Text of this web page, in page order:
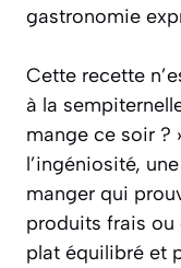
gastronomie
Cette recette
à la
mange ce soir ?
l’ingéniosité,
manger qui
produits frais ou
plat équilibré et